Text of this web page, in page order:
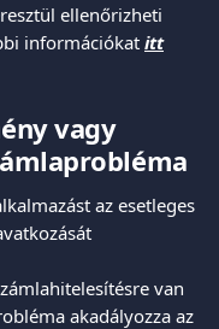
ellenőrizheti
információkat itt
vagy
az esetleges
van
akadályozza az